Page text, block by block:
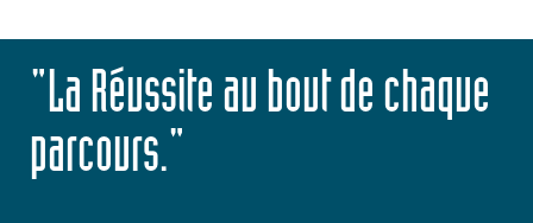
"La Réussite au bout de chaque
parcours."